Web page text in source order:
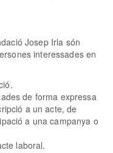
Josep Irla són
interessades en
de forma expressa
a un acte, de
a una campanya o
laboral.